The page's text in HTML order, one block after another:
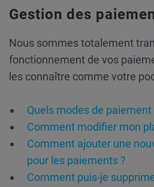
Gestion des
Nous sommes totalement
fonctionnement de vos
les connaître comme votre
Quels modes de
Comment modifier mon
Comment ajouter une
pour les paiements ?
Comment puis-je